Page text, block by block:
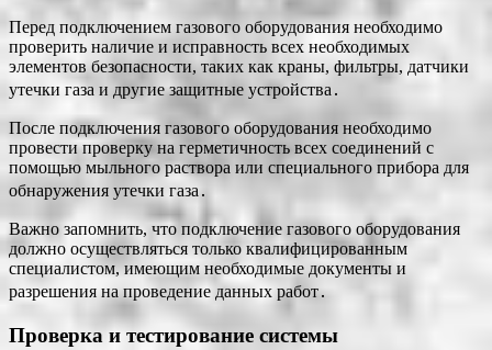
Перед подключением газового оборудования необходимо
проверить наличие и исправность всех необходимых
элементов безопасности, таких как краны, фильтры, датчики
утечки газа и другие защитные устройства․
После подключения газового оборудования необходимо
провести проверку на герметичность всех соединений с
помощью мыльного раствора или специального прибора для
обнаружения утечки газа․
Важно запомнить, что подключение газового оборудования
должно осуществляться только квалифицированным
специалистом, имеющим необходимые документы и
разрешения на проведение данных работ․
Проверка и тестирование системы